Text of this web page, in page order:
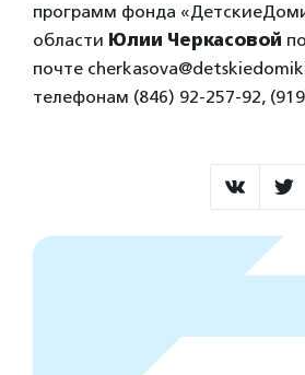
программ фонда
области Юлии Черкасовой
почте
телефонам (846) 92-257-92,